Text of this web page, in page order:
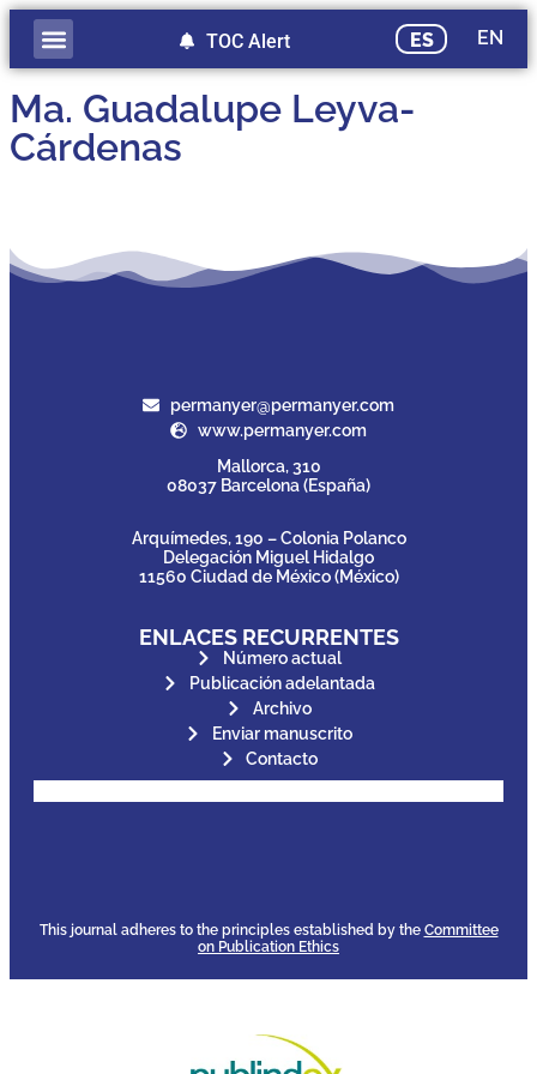
ES EN
TOC Alert
Ma. Guadalupe Leyva-
Cárdenas
permanyer@permanyer.com
www.permanyer.com
Mallorca, 310
08037 Barcelona (España)
Arquímedes, 190 – Colonia Polanco
Delegación Miguel Hidalgo
11560 Ciudad de México (México)
ENLACES RECURRENTES
Número actual
Publicación adelantada
Archivo
Enviar manuscrito
Contacto
This journal adheres to the principles established by the Committee
on Publication Ethics